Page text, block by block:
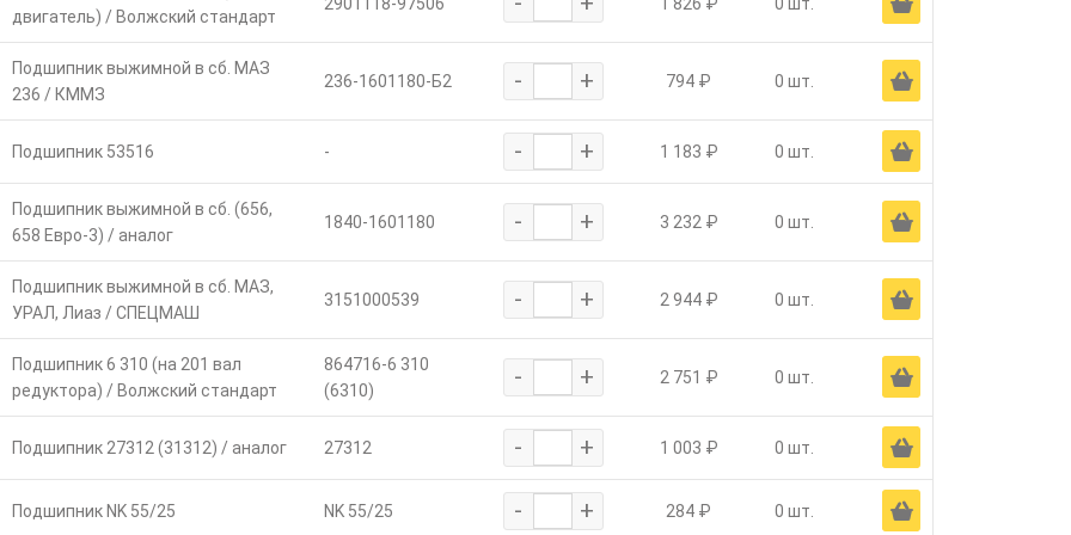
двигатель) / Волжский стандарт
Подшипник выжимной в сб. МАЗ
236 / КММЗ
236-1601180-Б2 - + 794 ₽ 0 шт. Ä
Подшипник 53516 - - + 1 183 ₽ 0 шт. Ä
Подшипник выжимной в сб. (656,
658 Евро-3) / аналог
1840-1601180 - + 3 232 ₽ 0 шт. Ä
Подшипник выжимной в сб. МАЗ,
УРАЛ, Лиаз / СПЕЦМАШ
3151000539 - + 2 944 ₽ 0 шт. Ä
Подшипник 6 310 (на 201 вал
редуктора) / Волжский стандарт
864716-6 310
(6310)
- + 2 751 ₽ 0 шт. Ä
Подшипник 27312 (31312) / аналог 27312 - + 1 003 ₽ 0 шт. Ä
Подшипник NK 55/25 NK 55/25 - + 284 ₽ 0 шт. Ä